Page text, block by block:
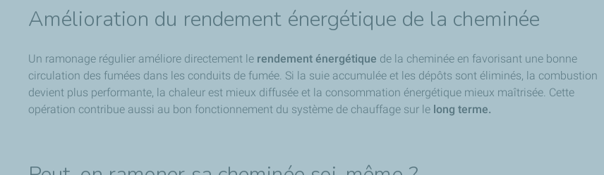
Amélioration du rendement énergétique de la cheminée
Un ramonage régulier améliore directement le rendement énergétique de la cheminée en favorisant une bonne
circulation des fumées dans les conduits de fumée. Si la suie accumulée et les dépôts sont éliminés, la combustion
devient plus performante, la chaleur est mieux diffusée et la consommation énergétique mieux maîtrisée. Cette
opération contribue aussi au bon fonctionnement du système de chauffage sur le long terme.